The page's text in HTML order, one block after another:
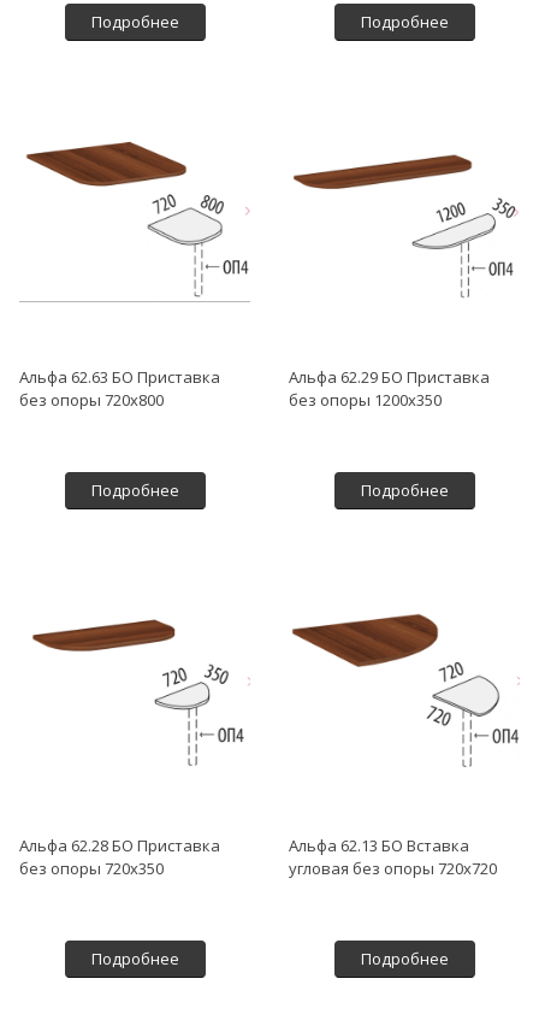
Подробнее Подробнее
Альфа 62.63 БО Приставка
без опоры 720х800
Подробнее
Альфа 62.29 БО Приставка
без опоры 1200х350
Подробнее
Альфа 62.28 БО Приставка
без опоры 720х350
Подробнее
Альфа 62.13 БО Вставка
угловая без опоры 720х720
Подробнее